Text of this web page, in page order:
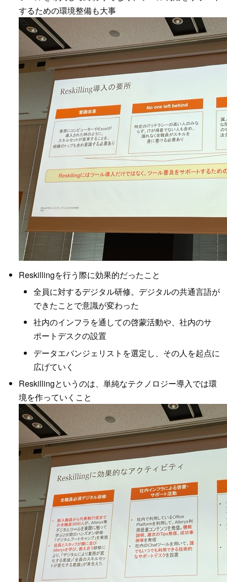
するための環境整備も大事
Reskillingを行う際に効果的だったこと
全員に対するデジタル研修。デジタルの共通言語が
できたことで意識が変わった
社内のインフラを通しての啓蒙活動や、社内のサ
ポートデスクの設置
データエバンジェリストを選定し、その人を起点に
広げていく
Reskillingというのは、単純なテクノロジー導入では環
境を作っていくこと